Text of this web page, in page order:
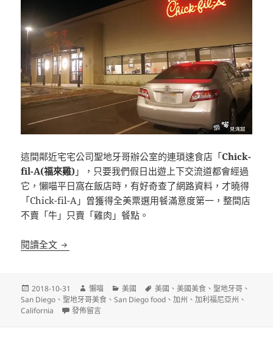
這間鄰近宅宅公司聖地牙哥辦公室的連瑣速食店「Chick-
fil-A(福來雞) 」，只要我們假日出遊上下交流道都會經過
它，懶喵平日窩在飯店時，有好奇查了網路資料，才曉得
「Chick-fil-A」曾獲得全美票選用餐滿意度第一，整間店
不賣「牛」只賣「雞肉」餐點。
閱讀全文 [聖地牙哥]Chick-fil-A(福來雞) 全美票選用餐滿意度
發
佈
日
2018-10-31
作
者
懶喵
分
類
美國
標
籤
美國 、美國美食 、聖地牙哥 、
San Diego 、聖地牙哥美食 、San Diego food 、加州 、加利福尼亞州 、
California
在〈[聖地牙哥]Chick-fil-A(福來雞) 全美票選用餐滿意度第一
發佈留言